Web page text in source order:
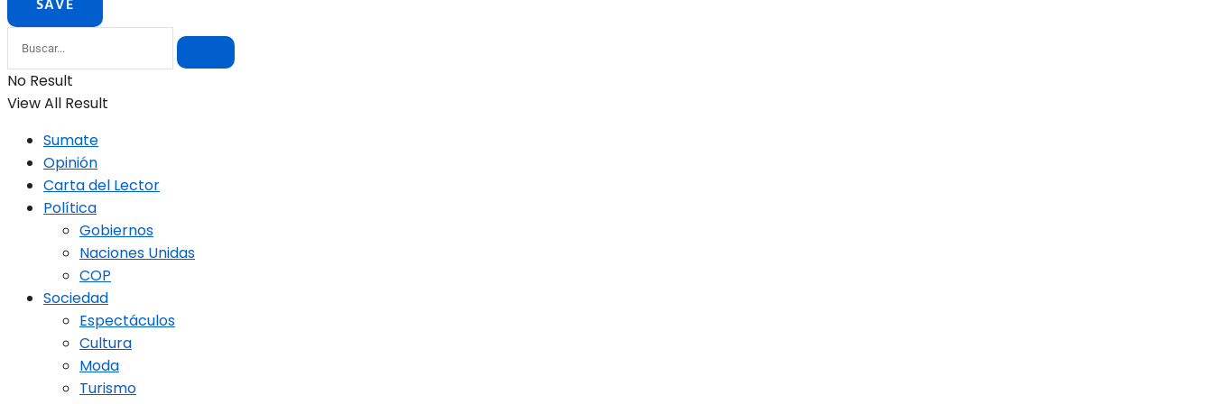
No Result
View All Result
Sumate
Opinión
Carta del Lector
Política
Gobiernos
Naciones Unidas
COP
Sociedad
Espectáculos
Cultura
Moda
Turismo